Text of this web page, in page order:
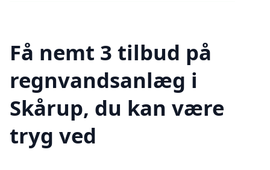
Få nemt 3 tilbud på
regnvandsanlæg i
Skårup, du kan være
tryg ved